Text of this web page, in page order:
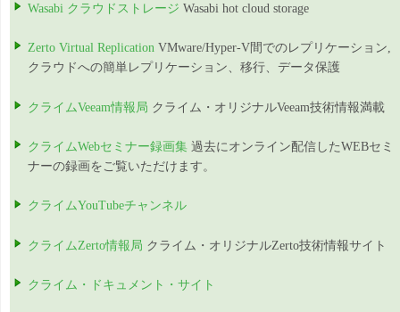
Wasabi クラウドストレージ Wasabi hot cloud storage
Zerto Virtual Replication VMware/Hyper-V間でのレプリケーション,
クラウドへの簡単レプリケーション、移行、データ保護
クライムVeeam情報局 クライム・オリジナルVeeam技術情報満載
クライムWebセミナー録画集 過去にオンライン配信したWEBセミ
ナーの録画をご覧いただけます。
クライムYouTubeチャンネル
クライムZerto情報局 クライム・オリジナルZerto技術情報サイト
クライム・ドキュメント・サイト